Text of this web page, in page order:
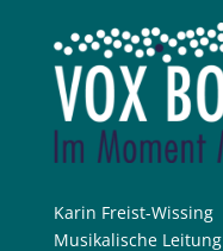
Karin Freist-Wissing
Musikalische Leitung